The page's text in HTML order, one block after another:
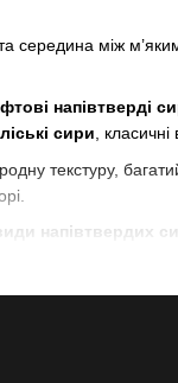
середина між
напівтверді
сири,
текстуру,
напівтвердих